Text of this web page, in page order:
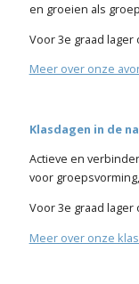
en groeien als
Voor 3e graad
Meer over onze
Klasdagen in de
Actieve en
voor
Voor 3e graad
Meer over onze